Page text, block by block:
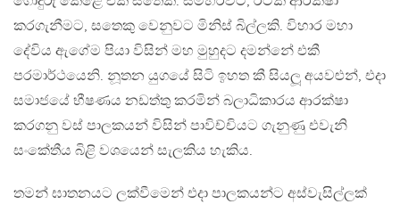
කරගැනීමට, සතෙකු වෙනුවට මිනිස් බිල්ලකි. විහාර මහා
දේවිය ඇගේම පියා විසින් මහ මුහුදට දමන්නේ එකී
පරමාර්ථයෙනි. නූතන යුගයේ සිටි ඉහත කී සියලූ අයවළුන්, එදා
සමාජයේ භීෂණය නඩත්තු කරමින් බලාධිකාරය ආරක්ෂා
කරගනු වස් පාලකයන් විසින් පාවිච්චියට ගැනුණු එවැනි
සංකේතීය බිළි වශයෙන් සැලකිය හැකිය.
තමන් ඝාතනයට ලක්වීමෙන් එදා පාලකයන්ට අස්වැසිල්ලක්